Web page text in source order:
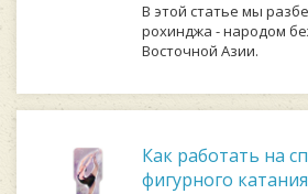
В этой статье мы
рохинджа - народом
Восточной Азии.
Как работать на
фигурного катания